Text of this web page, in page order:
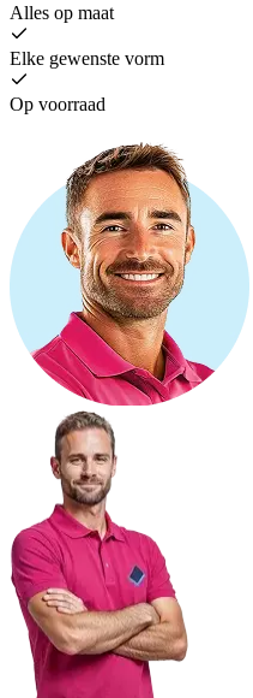
Alles op maat
Elke gewenste vorm
Op voorraad